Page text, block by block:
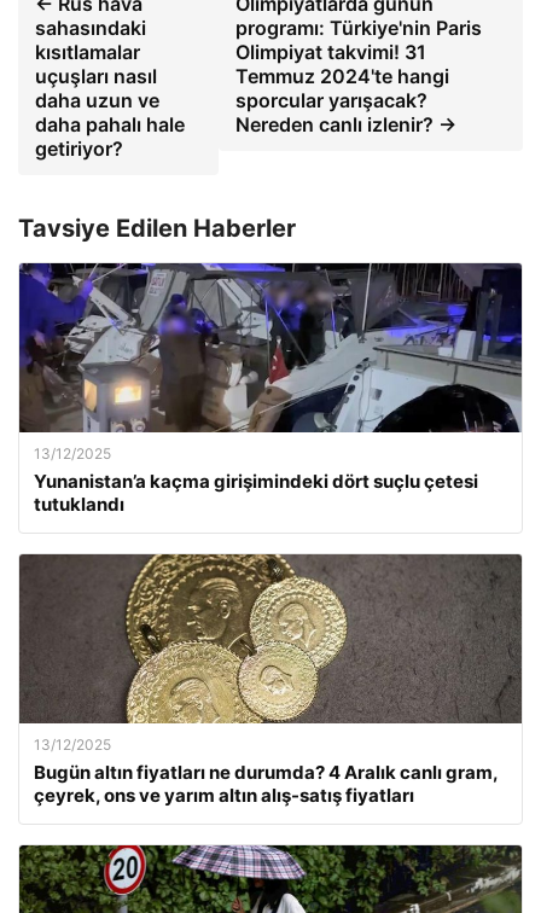
sahasındaki
kısıtlamalar
uçuşları nasıl
daha uzun ve
daha pahalı hale
getiriyor?
programı: Türkiye'nin Paris
Olimpiyat takvimi! 31
Temmuz 2024'te hangi
sporcular yarışacak?
Nereden canlı izlenir? →
Tavsiye Edilen Haberler
13/12/2025
Yunanistan’a kaçma girişimindeki dört suçlu çetesi
tutuklandı
13/12/2025
Bugün altın fiyatları ne durumda? 4 Aralık canlı gram,
çeyrek, ons ve yarım altın alış-satış fiyatları